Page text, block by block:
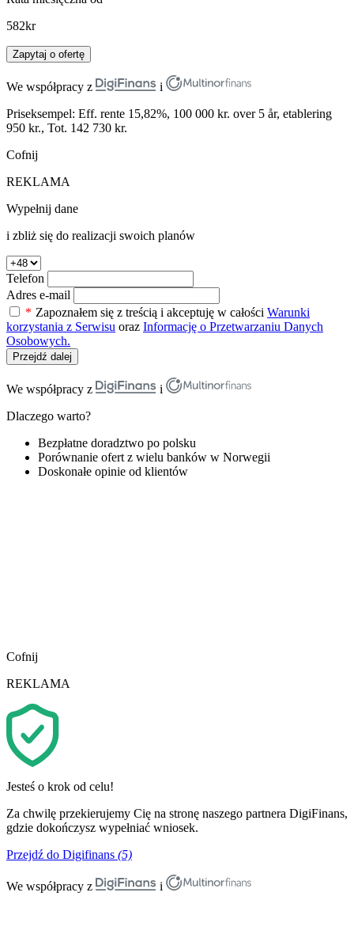
582kr
Zapytaj o ofertę
We współpracy z
i
Priseksempel: Eff. rente 15,82%, 100 000 kr. over 5 år, etablering
950 kr., Tot. 142 730 kr.
Cofnij
REKLAMA
Wypełnij dane
i zbliż się do realizacji swoich planów
Telefon
Adres e-mail
* Zapoznałem się z treścią i akceptuję w całości Warunki
korzystania z Serwisu oraz Informację o Przetwarzaniu Danych
Osobowych.
Przejdź dalej
We współpracy z
i
Dlaczego warto?
Bezpłatne doradztwo po polsku
Porównanie ofert z wielu banków w Norwegii
Doskonałe opinie od klientów
Cofnij
REKLAMA
Jesteś o krok od celu!
Za chwilę przekierujemy Cię na stronę naszego partnera DigiFinans,
gdzie dokończysz wypełniać wniosek.
Przejdź do Digifinans (5)
We współpracy z i